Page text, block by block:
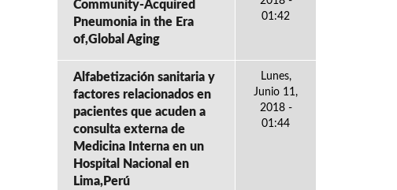
Community-Acquired
Pneumonia in the Era
of,Global Aging
01:42
Alfabetización sanitaria y
factores relacionados en
pacientes que acuden a
consulta externa de
Medicina Interna en un
Hospital Nacional en
Lima,Perú
Lunes,
Junio 11,
2018 -
01:44